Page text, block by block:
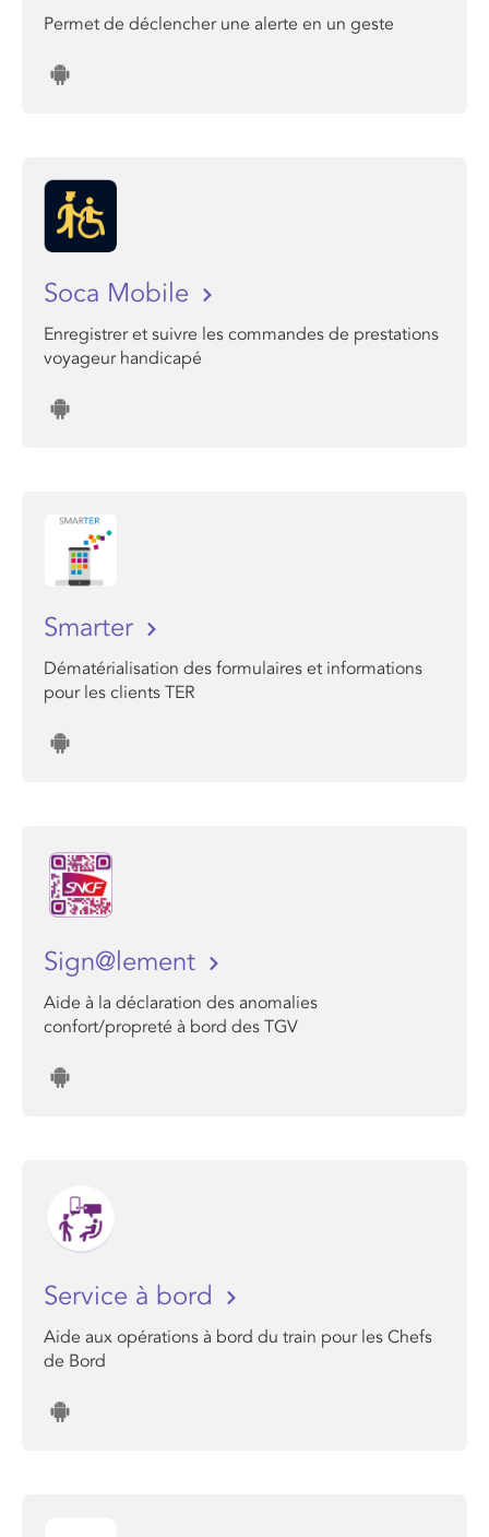
Permet de déclencher une alerte en un geste
Soca Mobile
Enregistrer et suivre les commandes de prestations
voyageur handicapé
Smarter
Dématérialisation des formulaires et informations
pour les clients TER
Sign@lement
Aide à la déclaration des anomalies
confort/propreté à bord des TGV
Service à bord
Aide aux opérations à bord du train pour les Chefs
de Bord